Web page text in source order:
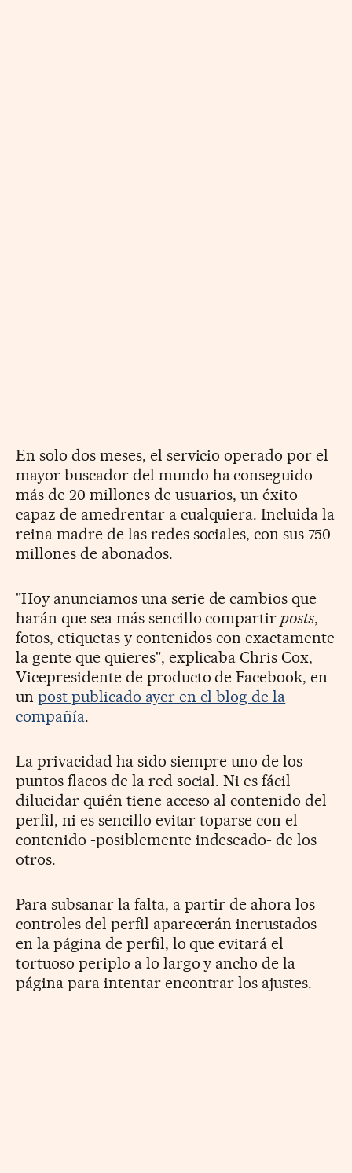
En solo dos meses, el servicio operado por el
mayor buscador del mundo ha conseguido
más de 20 millones de usuarios, un éxito
capaz de amedrentar a cualquiera. Incluida la
reina madre de las redes sociales, con sus 750
millones de abonados.
"Hoy anunciamos una serie de cambios que
harán que sea más sencillo compartir posts,
fotos, etiquetas y contenidos con exactamente
la gente que quieres", explicaba Chris Cox,
Vicepresidente de producto de Facebook, en
un post publicado ayer en el blog de la
compañía.
La privacidad ha sido siempre uno de los
puntos flacos de la red social. Ni es fácil
dilucidar quién tiene acceso al contenido del
perfil, ni es sencillo evitar toparse con el
contenido -posiblemente indeseado- de los
otros.
Para subsanar la falta, a partir de ahora los
controles del perfil aparecerán incrustados
en la página de perfil, lo que evitará el
tortuoso periplo a lo largo y ancho de la
página para intentar encontrar los ajustes.